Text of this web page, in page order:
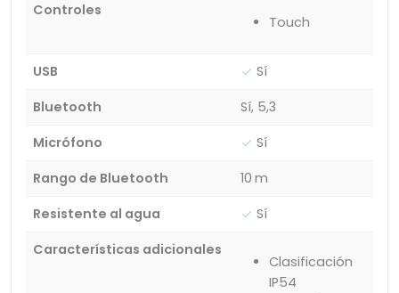
Controles
Touch
USB
Sí
Bluetooth
Sí, 5,3
Micrófono
Sí
Rango de Bluetooth
10 m
Resistente al agua
Sí
Características adicionales
Clasificación
IP54